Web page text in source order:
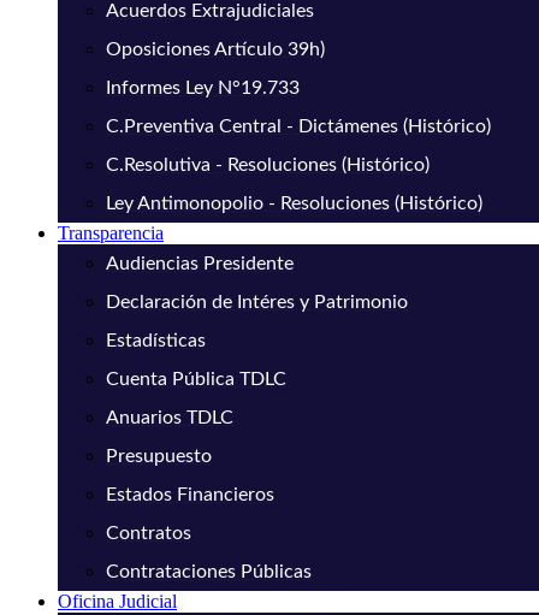
Acuerdos Extrajudiciales
Oposiciones Artículo 39h)
Informes Ley N°19.733
C.Preventiva Central - Dictámenes (Histórico)
C.Resolutiva - Resoluciones (Histórico)
Ley Antimonopolio - Resoluciones (Histórico)
Transparencia
Audiencias Presidente
Declaración de Intéres y Patrimonio
Estadísticas
Cuenta Pública TDLC
Anuarios TDLC
Presupuesto
Estados Financieros
Contratos
Contrataciones Públicas
Oficina Judicial